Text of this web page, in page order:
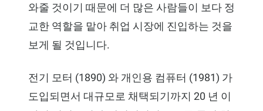
와줄 것이기 때문에 더 많은 사람들이 보다 정
교한 역할을 맡아 취업 시장에 진입하는 것을
보게 될 것입니다.
전기 모터 (1890) 와 개인용 컴퓨터 (1981) 가
도입되면서 대규모로 채택되기까지 20 년 이